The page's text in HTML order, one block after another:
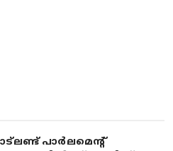
പാർലമെന്റ്